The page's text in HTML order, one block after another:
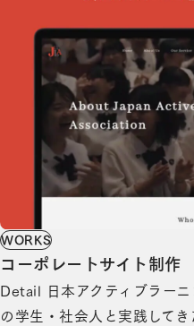
WORKS
コーポレートサイト制作
Detail 日本アクティブラーニング協会様は、60,000人以上
の学生・社会人と実践して